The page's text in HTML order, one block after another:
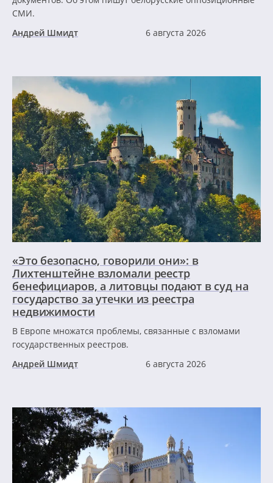
СМИ.
Андрей Шмидт
6 августа 2026
«Это безопасно, говорили они»: в
Лихтенштейне взломали реестр
бенефициаров, а литовцы подают в суд на
государство за утечки из реестра
недвижимости
В Европе множатся проблемы, связанные с взломами
государственных реестров.
Андрей Шмидт
6 августа 2026